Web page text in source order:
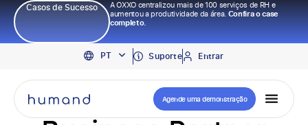
Casos de Sucesso
A OXXO centralizou mais de 100 serviços de RH e
aumentou a produtividade da área.Confira o case
completo.
PT
EN
ES
Suporte Entrar
Agende uma demonstração
Termos de